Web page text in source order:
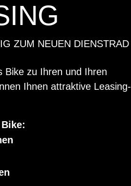
ZUM NEUEN DIENSTRAD
Bike zu Ihren und Ihren
Ihnen attraktive Leasing-